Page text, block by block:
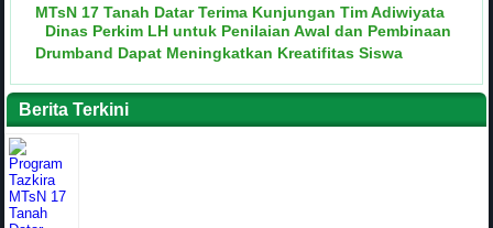
MTsN 17 Tanah Datar Terima Kunjungan Tim Adiwiyata
Dinas Perkim LH untuk Penilaian Awal dan Pembinaan
Drumband Dapat Meningkatkan Kreatifitas Siswa
Berita Terkini